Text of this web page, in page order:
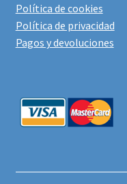
Política de cookies
Política de privacidad
Pagos y devoluciones